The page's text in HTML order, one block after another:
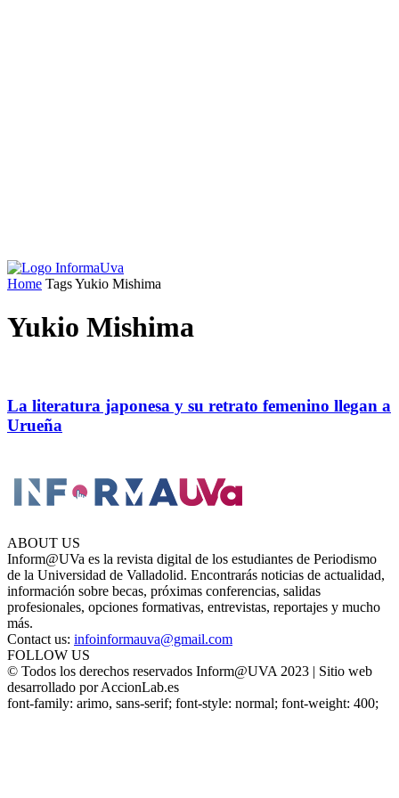
Home TagsYukio Mishima
Yukio Mishima
La literatura japonesa y su retrato femenino llegan a
Urueña
ABOUT US
Inform@UVa es la revista digital de los estudiantes de Periodismo
de la Universidad de Valladolid. Encontrarás noticias de actualidad,
información sobre becas, próximas conferencias, salidas
profesionales, opciones formativas, entrevistas, reportajes y mucho
más.
Contact us: infoinformauva@gmail.com
FOLLOW US
© Todos los derechos reservados Inform@UVA 2023 | Sitio web
desarrollado por AccionLab.es
font-family: arimo, sans-serif; font-style: normal; font-weight: 400;